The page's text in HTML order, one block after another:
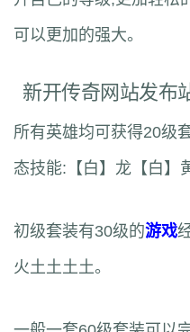
可以更加的强大。
新开传奇网站发布
所有英雄均可获得20级
态技能:【白】龙【白】
初级套装有30级的游戏
火土土土土。